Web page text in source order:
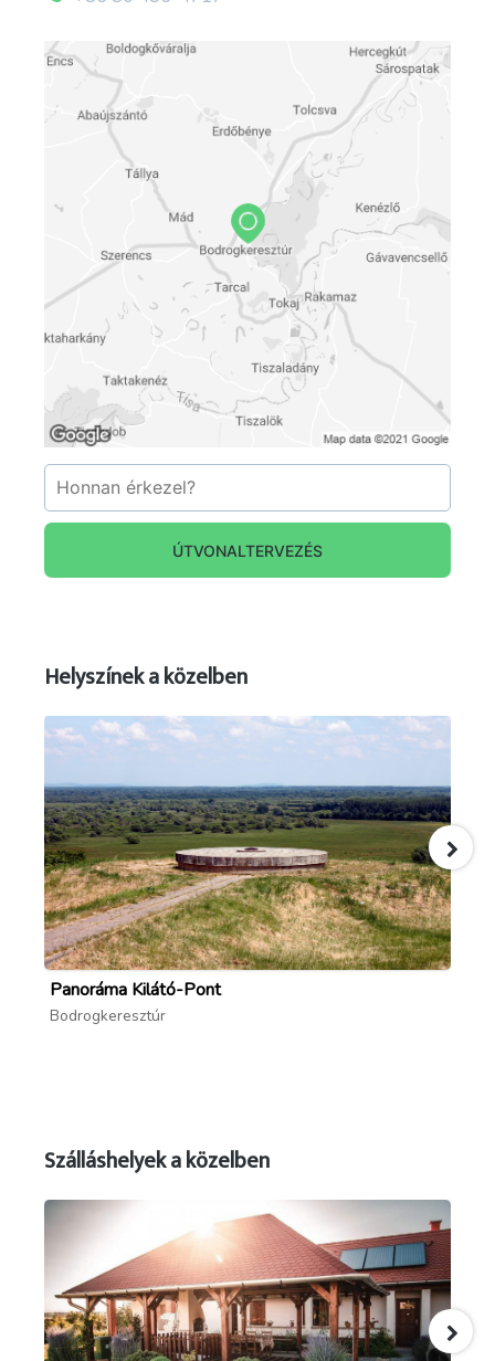
ÚTVONALTERVEZÉS
Helyszínek a közelben
Panoráma Kilátó-Pont
Bodrogkeresztúr
Szálláshelyek a közelben